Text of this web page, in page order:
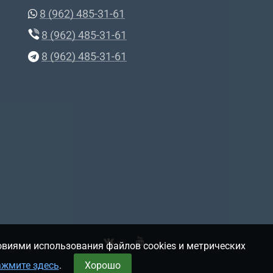
8 (962) 485-31-61
8 (962) 485-31-61
8 (962) 485-31-61
использования файлов cookies и метрических
здесь. Хорошо